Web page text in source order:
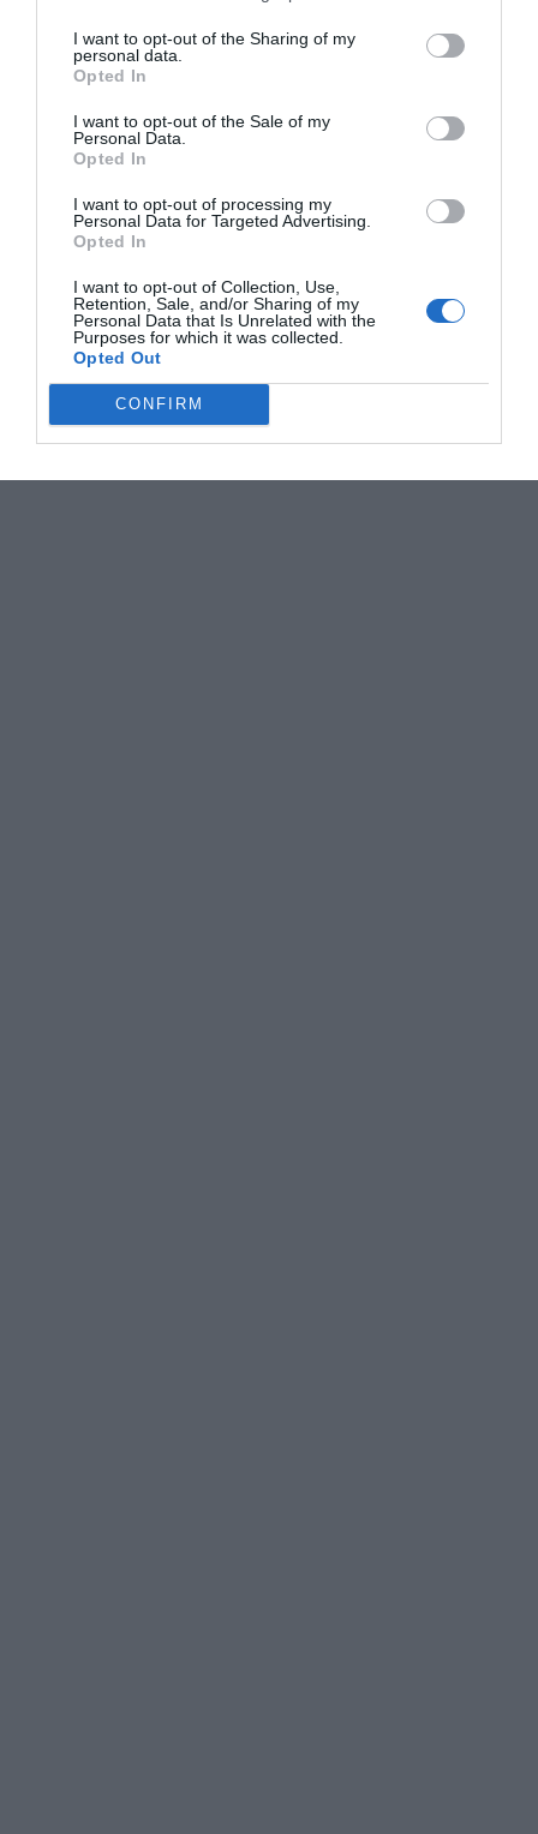
I want to opt-out of the Sharing of my
personal data.
Opted In
I want to opt-out of the Sale of my
Personal Data.
Opted In
I want to opt-out of processing my
Personal Data for Targeted Advertising.
Opted In
I want to opt-out of Collection, Use,
Retention, Sale, and/or Sharing of my
Personal Data that Is Unrelated with the
Purposes for which it was collected.
Opted Out
CONFIRM